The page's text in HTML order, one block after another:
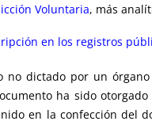
Voluntaria, más
en los registros
no dictado por un
ha sido
en la confección del